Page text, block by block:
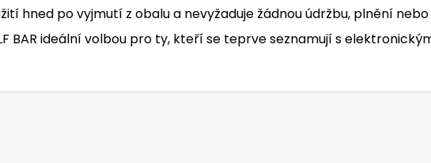
hned po vyjmutí z obalu a nevyžaduje žádnou údržbu, plnění
BAR ideální volbou pro ty, kteří se teprve seznamují s